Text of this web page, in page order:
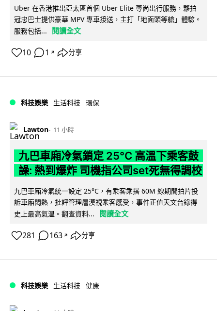
Uber 在香港推出亞太區首個 Uber Elite 尊尚出行服務，夥拍
冠忠巴士提供豪華 MPV 專車接送，主打「地面頭等艙」體驗。
服務包括...
閱讀全文
10 1 ↗ 分享
科技娛樂 生活科技 環保
Lawton 11 小時
九巴車廂冷氣鎖定 25°C 高溫下乘客鼓
譟: 熱到爆炸 司機指公司set死無得調校
九巴車廂冷氣統一設定 25°C，有乘客乘搭 60M 線期間拍片投
訴車廂悶熱，批評管理層漠視乘客感受，事件正值天文台錄得
史上最高氣溫。翻查資料...
閱讀全文
281 163 ↗ 分享
科技娛樂 生活科技 健康